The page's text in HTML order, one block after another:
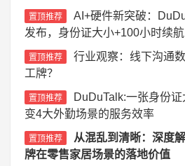
置顶推荐
AI+硬件新突破：
发布，身份证大小+100小时续
置顶推荐
行业观察：线下沟通
工牌？
置顶推荐
DuDuTalk:一张身份
变4大外勤场景的服务效率
置顶推荐
从混乱到清晰：深度
牌在零售家居场景的落地价值